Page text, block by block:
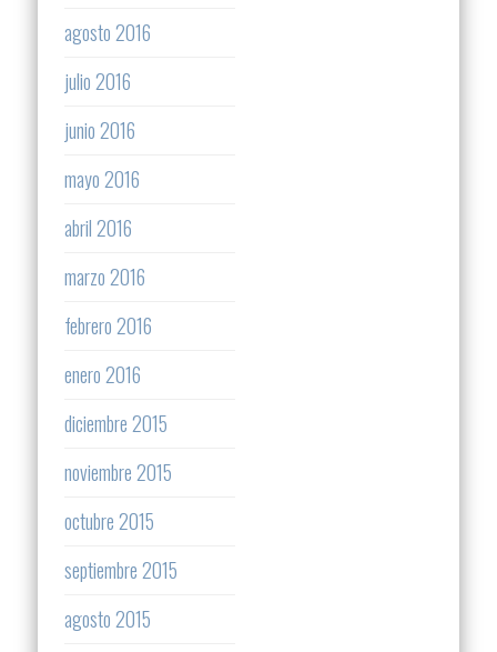
agosto 2016
julio 2016
junio 2016
mayo 2016
abril 2016
marzo 2016
febrero 2016
enero 2016
diciembre 2015
noviembre 2015
octubre 2015
septiembre 2015
agosto 2015